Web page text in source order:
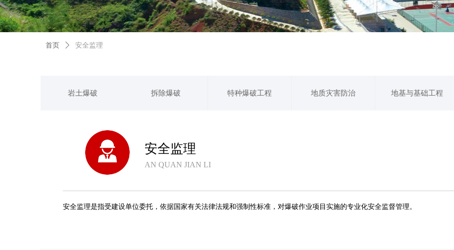
岩土爆破 拆除爆破 特种爆破工程 地质灾害防治 地基与基础工程
安全监理是指受建设单位委托，依据国家有关法律法规和强制性标准，对爆破作业项目实施的专业化安全监督管理。
安全监理
AN QUAN JIAN LI
首页 ꄲ 安全监理